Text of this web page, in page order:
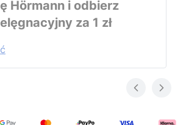
Hörmann i odbierz
za 1 zł